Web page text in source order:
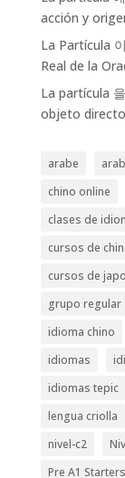
acción y
La Partícula
Real de la
La partícula
objeto
arabe
chino online
clases de
cursos de
cursos de
grupo regular
idioma chino
idiomas
idiomas tepic
lengua criolla
nivel-c2
Pre A1 Starters